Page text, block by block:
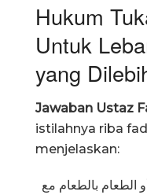
Hukum
Untuk
yang
Jawaban Ustaz
istilahnya riba
menjelaskan:
الطعام بالطعام مع